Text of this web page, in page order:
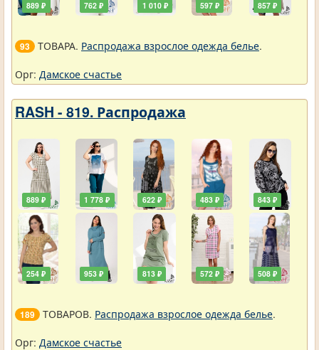
889 ₽ 762 ₽ 1 010 ₽ 597 ₽ 857 ₽
93 ТОВАРА. Распродажа взрослое одежда белье.
Орг: Дамское счастье
RASH - 819. Распродажа
889 ₽
254 ₽
1 778 ₽
953 ₽
622 ₽
813 ₽
483 ₽
572 ₽
843 ₽
508 ₽
189 ТОВАРОВ. Распродажа взрослое одежда белье.
Орг: Дамское счастье